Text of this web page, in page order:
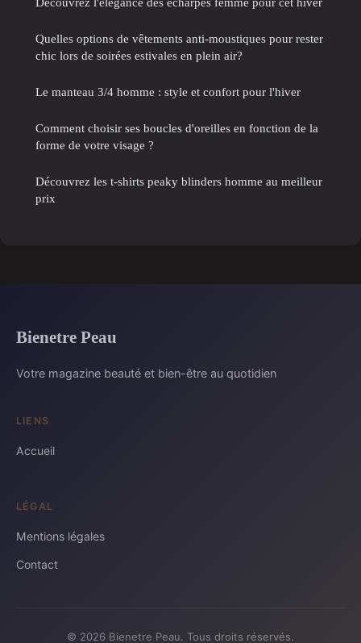
Quelles options de vêtements anti-moustiques pour rester
chic lors de soirées estivales en plein air?
Le manteau 3/4 homme : style et confort pour l'hiver
Comment choisir ses boucles d'oreilles en fonction de la
forme de votre visage ?
Découvrez les t-shirts peaky blinders homme au meilleur
prix
Bienetre Peau
Votre magazine beauté et bien-être au quotidien
LIENS
Accueil
LÉGAL
Mentions légales
Contact
© 2026 Bienetre Peau. Tous droits réservés.